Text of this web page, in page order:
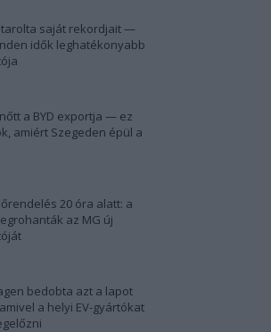
saját rekordjait —
idők leghatékonyabb
a BYD exportja — ez
amiért Szegeden épül a
20 óra alatt: a
az MG új
bedobta azt a lapot
a helyi EV-gyártókat